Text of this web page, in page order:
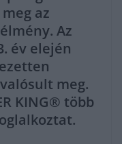
az
Az
év elején
meg.
KING® több